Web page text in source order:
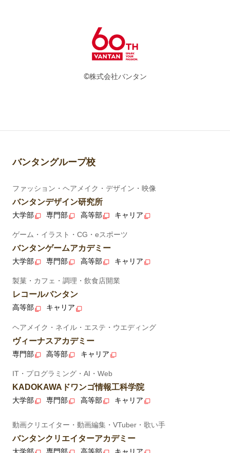
©株式会社バンタン
バンタングループ校
ファッション・ヘアメイク・デザイン・映像
バンタンデザイン研究所
大学部 専門部 高等部 キャリア
ゲーム・イラスト・CG・eスポーツ
バンタンゲームアカデミー
大学部 専門部 高等部 キャリア
製菓・カフェ・調理・飲食店開業
レコールバンタン
高等部 キャリア
ヘアメイク・ネイル・エステ・ウエディング
ヴィーナスアカデミー
専門部 高等部 キャリア
IT・プログラミング・AI・Web
KADOKAWAドワンゴ情報工科学院
大学部 専門部 高等部 キャリア
動画クリエイター・動画編集・VTuber・歌い手
バンタンクリエイターアカデミー
大学部 専門部 高等部 キャリア